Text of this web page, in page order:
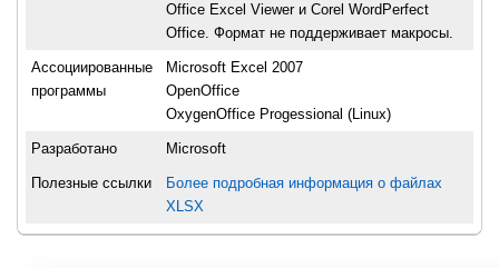
Office Excel Viewer и Corel WordPerfect
Office. Формат не поддерживает макросы.
Ассоциированные
программы
Microsoft Excel 2007
OpenOffice
OxygenOffice Progessional (Linux)
Разработано Microsoft
Полезные ссылки
Более подробная информация о файлах
XLSX